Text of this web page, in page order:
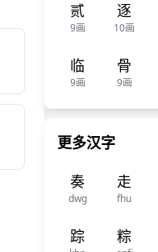
贰
9画
逐
10画
临
9画
骨
9画
更多汉字
奏
dwg
走
fhu
踪 粽